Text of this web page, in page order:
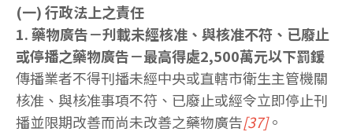
(一) 行政法上之責任
1. 藥物廣告－刋載未經核准、與核准不符、已廢止
或停播之藥物廣告－最高得處2,500萬元以下罰鍰
傳播業者不得刊播未經中央或直轄市衛生主管機關
核准、與核准事項不符、已廢止或經令立即停止刊
播並限期改善而尚未改善之藥物廣告[37]。